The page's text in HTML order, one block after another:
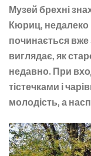
Музей брехні
Кюриц, недалеко
починається вже
виглядає, як
недавно. При
тістечками і
молодість, а